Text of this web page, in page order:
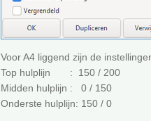
Voor A4 liggend zijn de
Top hulplijn : 150 / 200
Midden hulplijn : 0 / 150
Onderste hulplijn: 150 / 0